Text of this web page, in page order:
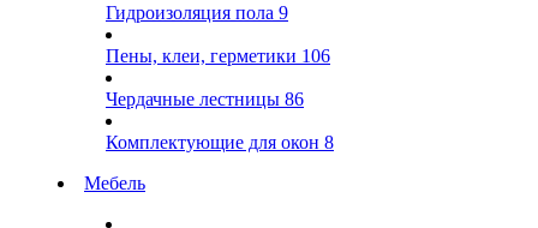
Гидроизоляция пола 9
Пены, клеи, герметики 106
Чердачные лестницы 86
Комплектующие для окон 8
Мебель